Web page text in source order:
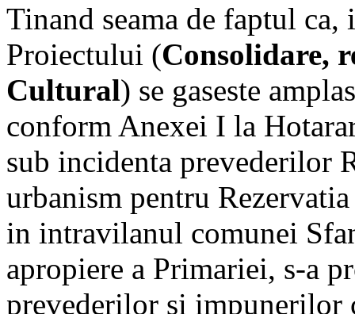
Tinand seama de faptul
Proiectului (Consolidare,
Cultural) se gaseste
conform Anexei I la
sub incidenta prevederilor
urbanism pentru
in intravilanul comunei
apropiere a Primariei, s-a
prevederilor si impunerilor